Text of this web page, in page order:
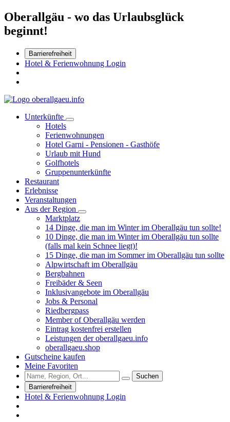
Oberallgäu - wo das Urlaubsglück
beginnt!
Barrierefreiheit
Hotel & Ferienwohnung Login
Unterkünfte
Hotels
Ferienwohnungen
Hotel Garni - Pensionen - Gasthöfe
Urlaub mit Hund
Golfhotels
Gruppenunterkünfte
Restaurant
Erlebnisse
Veranstaltungen
Aus der Region
Marktplatz
14 Dinge, die man im Winter im Oberallgäu tun sollte!
10 Dinge, die man im Winter im Oberallgäu tun sollte
(falls mal kein Schnee liegt)!
15 Dinge, die man im Sommer im Oberallgäu tun sollte
Alpwirtschaft im Oberallgäu
Bergbahnen
Freibäder & Seen
Inklusivangebote im Oberallgäu
Jobs & Personal
Riedbergpass
Member of Oberallgäu werden
Eintrag kostenfrei erstellen
Leistungen der oberallgaeu.info
oberallgaeu.shop
Gutscheine kaufen
Meine Favoriten
Suchen
Barrierefreiheit
Hotel & Ferienwohnung Login